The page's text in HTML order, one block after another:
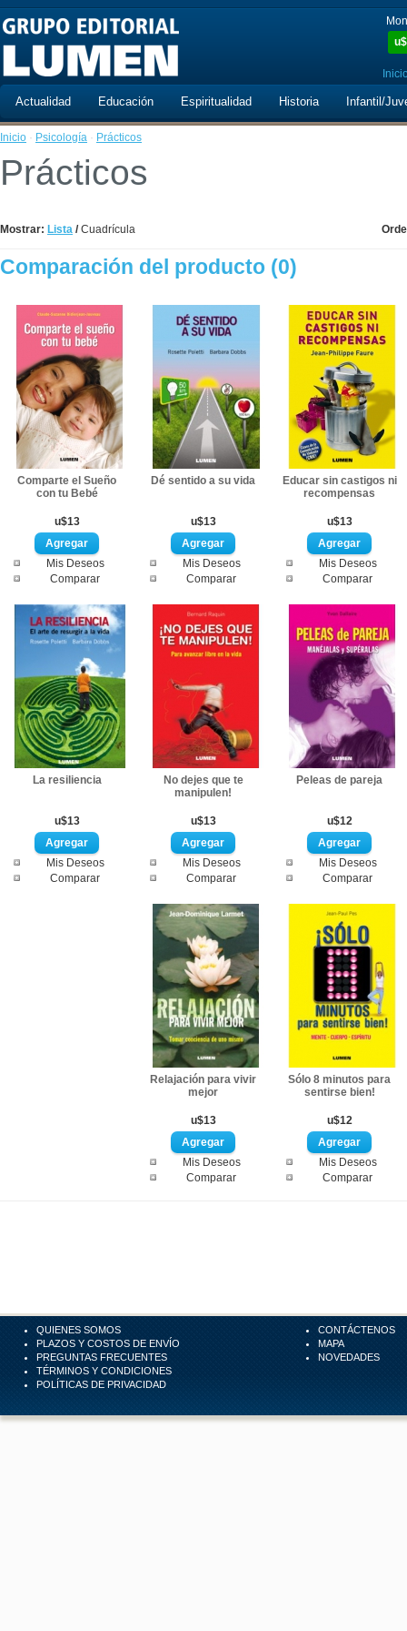
u$
Actualidad Educación Espiritualidad Historia Infantil/
Inicio · Psicología · Prácticos
Prácticos
Mostrar: Lista /Cuadrícula
Comparación del producto (0)
Comparte el Sueño
con tu Bebé
u$13
Mis Deseos
Comparar
Dé sentido a su vida
u$13
Mis Deseos
Comparar
Educar sin castigos ni
recompensas
u$13
Mis Deseos
Comparar
La resiliencia
u$13
Mis Deseos
Comparar
No dejes que te
manipulen!
u$13
Mis Deseos
Comparar
Peleas de pareja
u$12
Mis Deseos
Comparar
Relajación para vivir
mejor
u$13
Mis Deseos
Comparar
Sólo 8 minutos para
sentirse bien!
u$12
Mis Deseos
Comparar
QUIENES SOMOS
PLAZOS Y COSTOS DE ENVÍO
PREGUNTAS FRECUENTES
TÉRMINOS Y CONDICIONES
POLÍTICAS DE PRIVACIDAD
CONTÁCTENOS
MAPA
NOVEDADES